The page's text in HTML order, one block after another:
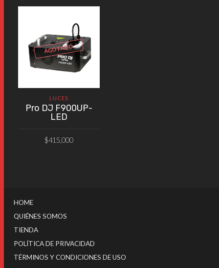
AGOTADO
LUCES
Pro DJ F900UP-
LED
$415,000
HOME
QUIÉNES SOMOS
TIENDA
POLÍTICA DE PRIVACIDAD
TÉRMINOS Y CONDICIONES DE USO